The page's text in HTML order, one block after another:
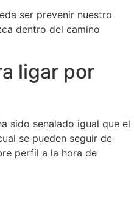
ser prevenir nuestro
dentro del camino
ligar por
sido senalado igual que el
se pueden seguir de
perfil a la hora de